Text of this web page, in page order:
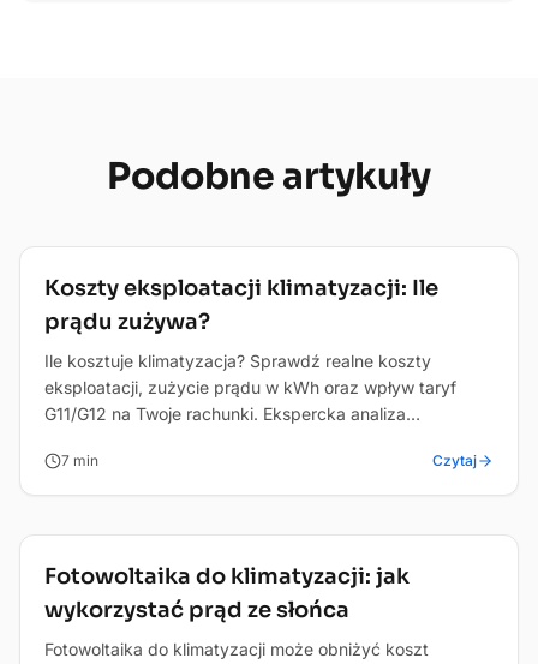
Podobne artykuły
Oszczednosc
Koszty eksploatacji klimatyzacji: Ile
prądu zużywa?
Ile kosztuje klimatyzacja? Sprawdź realne koszty
eksploatacji, zużycie prądu w kWh oraz wpływ taryf
G11/G12 na Twoje rachunki. Ekspercka analiza
7 min Czytaj
Oszczednosc
Fotowoltaika do klimatyzacji: jak
wykorzystać prąd ze słońca
Fotowoltaika do klimatyzacji może obniżyć koszt